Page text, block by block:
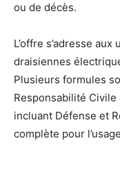
ou de décès.
L’offre s’adresse
draisiennes
Plusieurs formules
Responsabilité
incluant Défense et
complète pour